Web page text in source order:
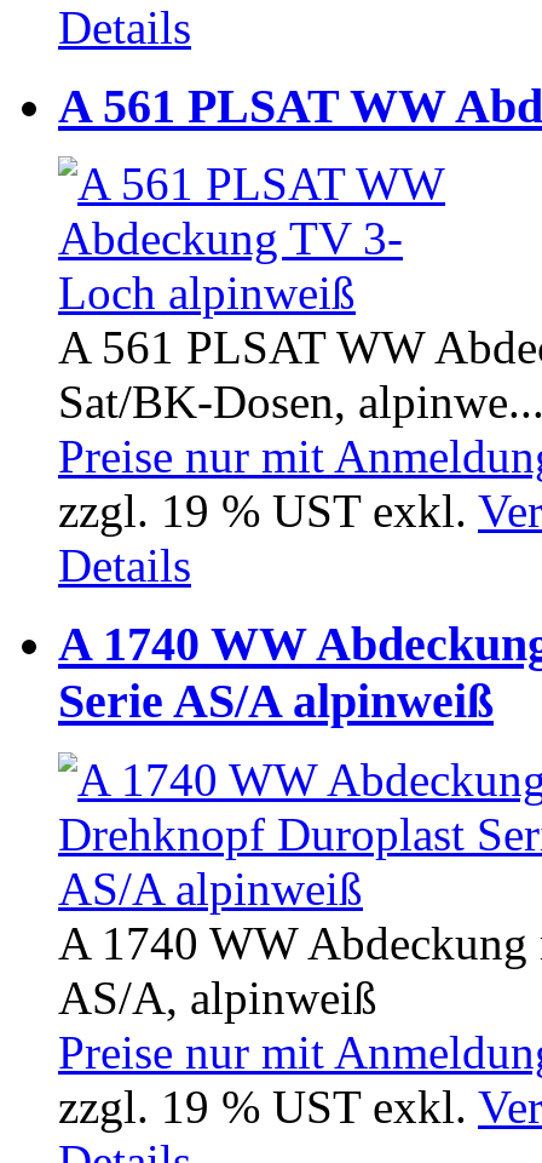
Details
A 561 PLSAT WW
A 561 PLSAT WW
Sat/BK-Dosen,
Preise nur mit
zzgl. 19 % UST exkl.
Details
A 1740 WW
Serie AS/A alpinweiß
A 1740 WW
AS/A, alpinweiß
Preise nur mit
zzgl. 19 % UST exkl.